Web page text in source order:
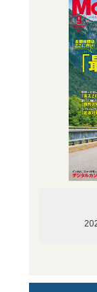
「RY3006ロン